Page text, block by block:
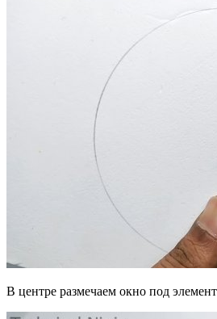
В центре размечаем окно под элемент